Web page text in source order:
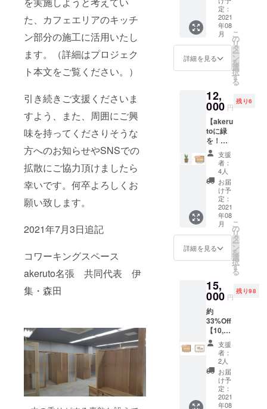
た、カフェエリアのキッチ
ン部分の施工に活用いたし
ます。（詳細はプロジェク
ト本文をご覧ください。）
引き続きご支援くださいま
すよう、また、周囲にご興
味を持ってくださりそうな
方へのお知らせやSNSでの
拡散にご協力頂けましたら
幸いです。何卒よろしくお
願い致します。
2021年7月3日追記
コワーキングスペース
akeruto名張 共同代表 伊
集・森田
※注意
コワー
キング
スペー
ス利用
券 有効
業日ま
で
名簿へ
の記載
ができ
なくな
りま
す。
者名簿
へ記載
させて
いただ
きま
す！ ＊
備考欄
へ記載
ご支援
者名の
ご記入
をお願
いいた
しま
す。 ＊
備考欄
の記入
がない
場合、
名簿へ
の記載
ができ
なくな
りま
す。
定：
2021
年08
月
詳細を見る
こ
の
リ
タ
ー
ン
を
選
択
す
る
12,
000 円
残り6
【akeru
toに緑
を！】
【中サ
イズ】
▶︎お祝
い植
物 中
サイズ
を設置
させて
いただ
きま
す。 ▶
植物に
つける
トにお
名前や
企業PR
を掲載
させて
いただ
きま
す。 ▶︎
公開さ
れるご
支援者
名簿へ
の記載
支援
者：
4人
お届
け予
定：
2021
年08
月
詳細を見る
こ
の
リ
タ
ー
ン
を
選
択
す
る
15,
000 円
残り98
約
33%Off
【10,00
0円】ク
ラウド
ファン
ディン
グ限定
フリー
席 平日
プラン
支援
者：
2人
お届
け予
定：
2021
年08